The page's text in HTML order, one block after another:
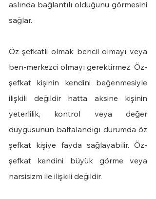
aslında bağlantılı olduğunu görmesini
sağlar.
Öz-şefkatli olmak bencil olmayı veya
ben-merkezci olmayı gerektirmez. Öz-
şefkat kişinin kendini beğenmesiyle
ilişkili değildir hatta aksine kişinin
yeterlilik, kontrol veya değer
duygusunun baltalandığı durumda öz
şefkat kişiye fayda sağlayabilir. Öz-
şefkat kendini büyük görme veya
narsisizm ile ilişkili değildir.